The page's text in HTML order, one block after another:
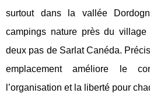
surtout dans la vallée
campings nature près du
deux pas de Sarlat Canéda.
emplacement améliore le
l’organisation et la liberté pour